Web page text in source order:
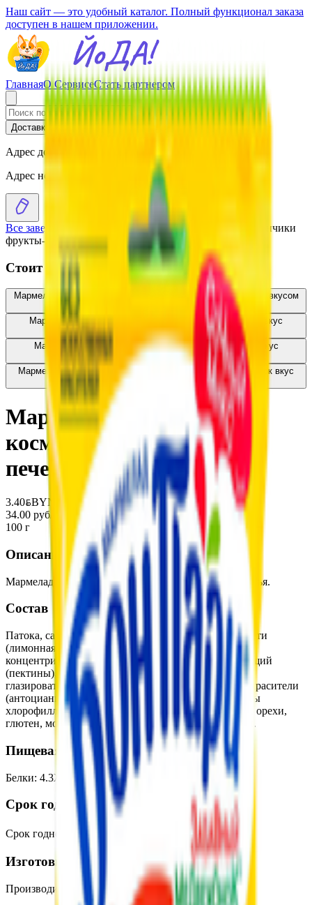
Наш сайт — это удобный каталог. Полный функционал заказа
доступен в нашем приложении.
ГлавнаяО СервисеСтать партнером
Доставка Самовывоз
Адрес доставки
Адрес не выбран
Все заведения
Мармелад «БонПари» космопончики
фрукты-печенья
Стоит присмотреться
Мармелад жевательный «Бон Пари» Страна единорогов со вкусом
BYN
Мармелад жевательный «Бон Пари» Кислые червячки вкус
фруктов2.87BYNBYN
Мармелад жевательный «Бон Пари» Кислые змейки вкус
фруктов
BYN
Мармелад жевательный «Бон Пари» Забавный медвежонок вкус
фруктов
BYN
Мармелад «БонПари»
космопончики фрукты-
печенья
3.40BYNBYN
34.00 руб/кг
100 г
Описание
Мармелад жевательный со вкусами фруктов и печенья.
Состав
Патока, сахар, вода, желатин, регуляторы кислотности
(лимонная кислота, цитрат натрия 3-замещенный),
концентрированный яблочный сок, агент желирующий
(пектины), масло пальмовое, сироп карамельный,
глазирователь (воск карнаубский), ароматизаторы, красители
(антоцианы, уголь растительный, медные комплексы
хлорофиллинов). Продукт может содержать арахис, орехи,
глютен, молоко, яичный белок, сою и диоксид серы.
Пищевая ценность на 100г
Белки: 4.3Жиры : 0.26Углеводы Калории 329
Срок годности
Срок годности : При t (18±3) ℃ - 1 год
Изготовитель
Производитель: ООО «Нестле Россия»